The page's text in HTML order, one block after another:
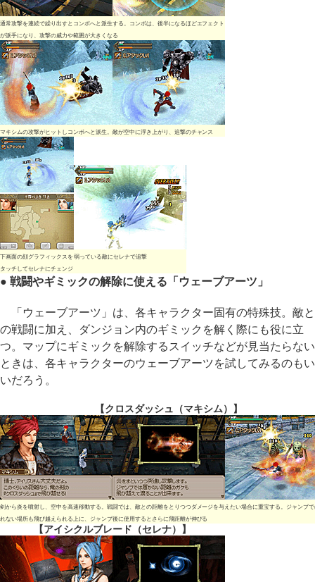
通常攻撃を連続で繰り出すとコンボへと派生する。コンボは、後半になるほどエフェクト
が派手になり、攻撃の威力や範囲が大きくなる
マキシムの攻撃がヒットしコンボへと派生。敵が空中に浮き上がり、追撃のチャンス
下画面の顔グラフィックスを
タッチしてセレナにチェンジ
弱っている敵にセレナで追撃
● 戦闘やギミックの解除に使える「ウェーブアーツ」
「ウェーブアーツ」は、各キャラクター固有の特殊技。敵と
の戦闘に加え、ダンジョン内のギミックを解く際にも役に立
つ。マップにギミックを解除するスイッチなどが見当たらない
ときは、各キャラクターのウェーブアーツを試してみるのもい
いだろう。
【クロスダッシュ（マキシム）】
剣から炎を噴射し、空中を高速移動する。戦闘では、敵との距離をとりつつダメージを与えたい場合に重宝する。ジャンプ
れない場所も飛び越えられる上に、ジャンプ後に使用するとさらに飛距離が伸びる
【アイシクルブレード（セレナ）】